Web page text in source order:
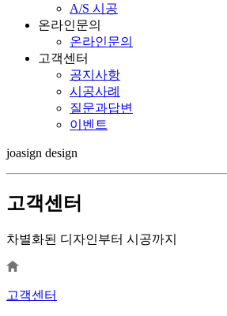
A/S 시공
온라인문의
온라인문의
고객센터
공지사항
시공사례
질문과답변
이벤트
joasign design
고객센터
차별화된 디자인부터 시공까지
고객센터